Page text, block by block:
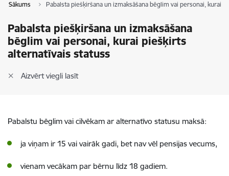
Sākums Pabalsta piešķiršana un izmaksāšana bēglim vai personai, kurai
Pabalsta piešķiršana un izmaksāšana
bēglim vai personai, kurai piešķirts
alternatīvais statuss
Aizvērt viegli lasīt
Pabalstu bēglim vai cilvēkam ar alternatīvo statusu maksā:
ja viņam ir 15 vai vairāk gadi, bet nav vēl pensijas vecums,
vienam vecākam par bērnu līdz 18 gadiem.